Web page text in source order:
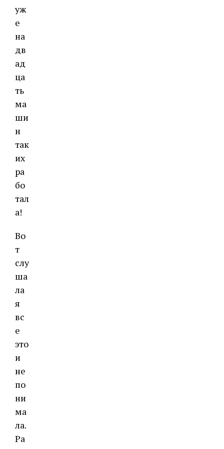
уж
е
на
дв
ад
ца
ть
ма
ши
н
так
их
ра
бо
тал
а!
Во
т
слу
ша
ла
я
вс
е
это
и
не
по
ни
ма
ла.
Ра